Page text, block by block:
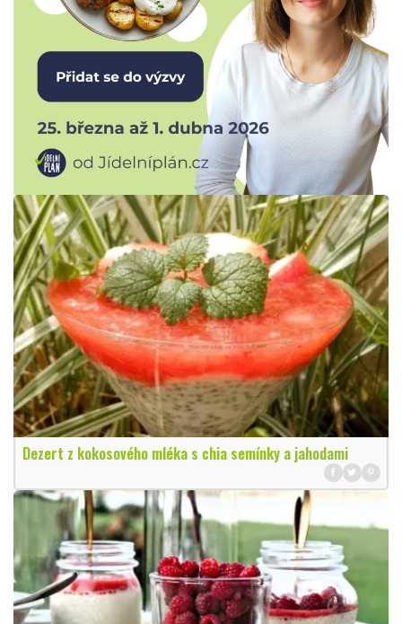
Dezert z kokosového mléka s chia semínky a jahodami